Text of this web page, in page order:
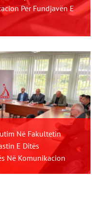
Për Fundjavën E
Në Fakultetin
E Ditës
Në Komunikacion